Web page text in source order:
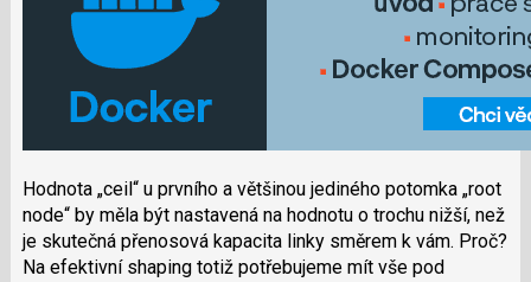
Hodnota „ceil“ u prvního a většinou jediného potomka „root
node“ by měla být nastavená na hodnotu o trochu nižší, než
je skutečná přenosová kapacita linky směrem k vám. Proč?
Na efektivní shaping totiž potřebujeme mít vše pod